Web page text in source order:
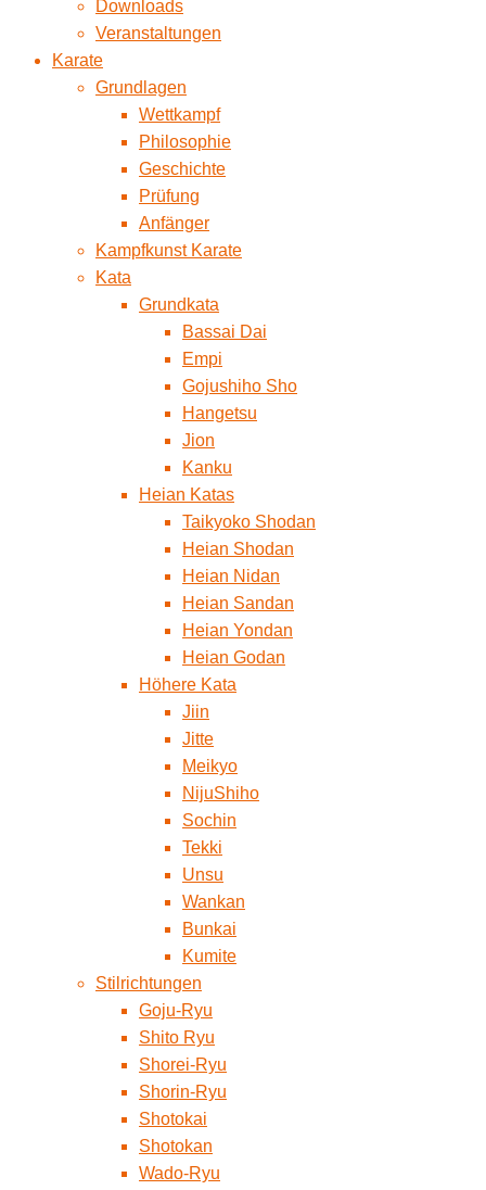
Downloads
Veranstaltungen
Karate
Grundlagen
Wettkampf
Philosophie
Geschichte
Prüfung
Anfänger
Kampfkunst Karate
Kata
Grundkata
Bassai Dai
Empi
Gojushiho Sho
Hangetsu
Jion
Kanku
Heian Katas
Taikyoko Shodan
Heian Shodan
Heian Nidan
Heian Sandan
Heian Yondan
Heian Godan
Höhere Kata
Jiin
Jitte
Meikyo
NijuShiho
Sochin
Tekki
Unsu
Wankan
Bunkai
Kumite
Stilrichtungen
Goju-Ryu
Shito Ryu
Shorei-Ryu
Shorin-Ryu
Shotokai
Shotokan
Wado-Ryu